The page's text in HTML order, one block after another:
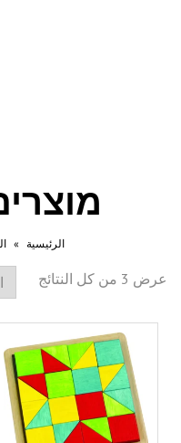
الرئيسية »
عرض ⁦3⁩ من كل النتائج